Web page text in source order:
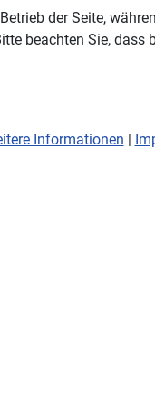
der Seite,
beachten Sie,
Informationen |